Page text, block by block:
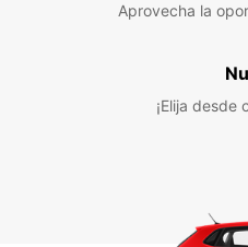
Aprovecha la
¡Elija desde